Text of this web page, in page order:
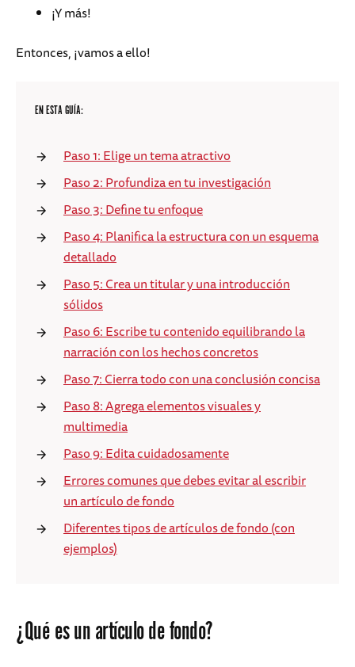
¡Y más!
Entonces, ¡vamos a ello!
EN ESTA GUÍA:
Paso 1: Elige un tema atractivo
Paso 2: Profundiza en tu investigación
Paso 3: Define tu enfoque
Paso 4: Planifica la estructura con un esquema
detallado
Paso 5: Crea un titular y una introducción
sólidos
Paso 6: Escribe tu contenido equilibrando la
narración con los hechos concretos
Paso 7: Cierra todo con una conclusión concisa
Paso 8: Agrega elementos visuales y
multimedia
Paso 9: Edita cuidadosamente
Errores comunes que debes evitar al escribir
un artículo de fondo
Diferentes tipos de artículos de fondo (con
ejemplos)
¿Qué es un artículo de fondo?